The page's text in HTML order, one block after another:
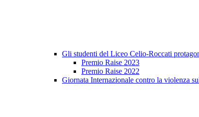
Gli studenti del Liceo Celio-Roccati
Premio Raise 2023
Premio Raise 2022
Giornata Internazionale contro la violenza